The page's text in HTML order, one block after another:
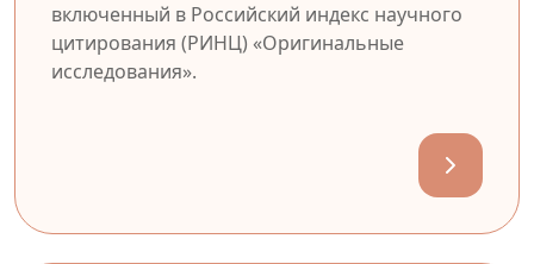
включенный в Российский индекс научного
цитирования (РИНЦ) «Оригинальные
исследования».